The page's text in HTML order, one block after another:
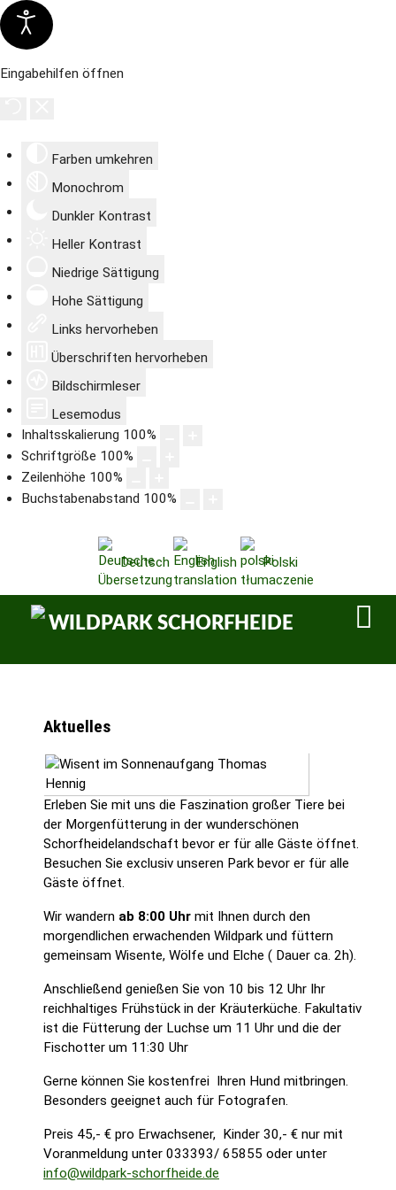
Eingabehilfen öffnen
Farben umkehren
Monochrom
Dunkler Kontrast
Heller Kontrast
Niedrige Sättigung
Hohe Sättigung
Links hervorheben
Überschriften hervorheben
Bildschirmleser
Lesemodus
Inhaltsskalierung 100%
Schriftgröße 100%
Zeilenhöhe 100%
Buchstabenabstand 100%
Deutsch English Polski
Aktuelles
Erleben Sie mit uns die Faszination großer Tiere bei
der Morgenfütterung in der wunderschönen
Schorfheidelandschaft bevor er für alle Gäste öffnet.
Besuchen Sie exclusiv unseren Park bevor er für alle
Gäste öffnet.
Wir wandern ab 8:00 Uhr mit Ihnen durch den
morgendlichen erwachenden Wildpark und füttern
gemeinsam Wisente, Wölfe und Elche ( Dauer ca. 2h).
Anschließend genießen Sie von 10 bis 12 Uhr Ihr
reichhaltiges Frühstück in der Kräuterküche. Fakultativ
ist die Fütterung der Luchse um 11 Uhr und die der
Fischotter um 11:30 Uhr
Gerne können Sie kostenfrei Ihren Hund mitbringen.
Besonders geeignet auch für Fotografen.
Preis 45,- € pro Erwachsener, Kinder 30,- € nur mit
Voranmeldung unter 033393/ 65855 oder unter
info@wildpark-schorfheide.de